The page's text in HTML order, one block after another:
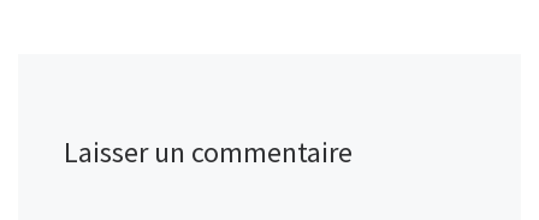
Laisser un commentaire